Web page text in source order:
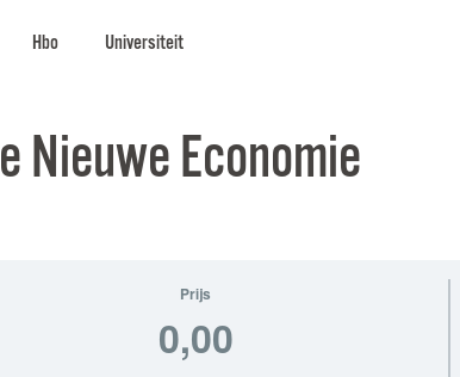
Hbo Universiteit
Nieuwe Economie
Prijs
0,00